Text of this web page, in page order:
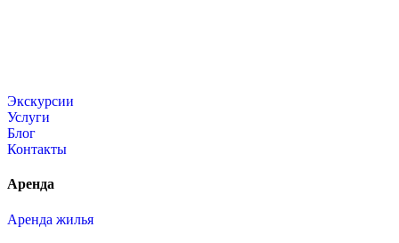
Экскурсии
Услуги
Блог
Контакты
Аренда
Аренда жилья